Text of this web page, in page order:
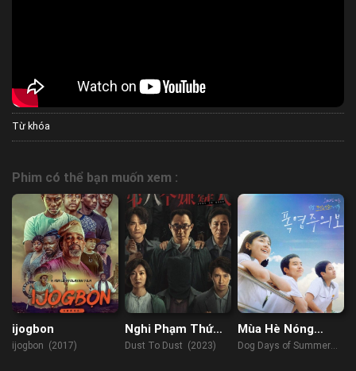
Từ khóa
Phim có thể bạn muốn xem :
ijogbon
ijogbon (2017)
Nghi Phạm Thứ
Tám
Dust To Dust (2023)
Mùa Hè Nóng
Bỏng
Dog Days of Summer